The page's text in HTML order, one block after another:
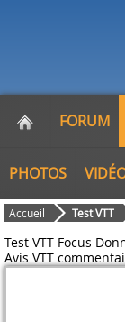
FORUM
PHOTOS
Accueil Test VTT
Test VTT Focus
Avis VTT